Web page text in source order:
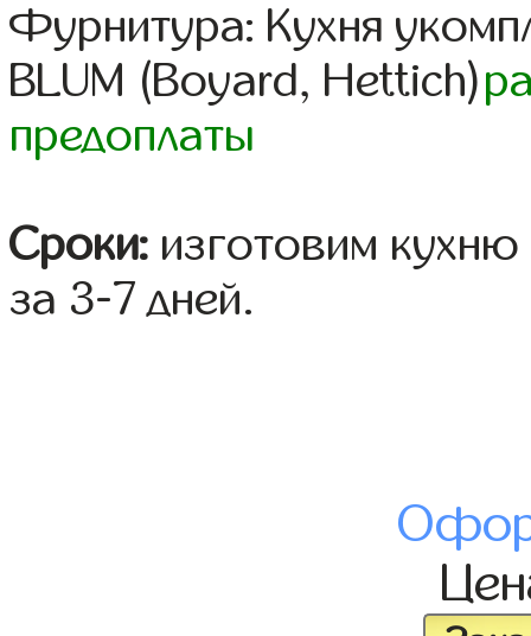
Фурнитура: Кухня
BLUM (Boyard, Hettich)
предоплаты
Сроки: изготовим
за 3-7 дней.